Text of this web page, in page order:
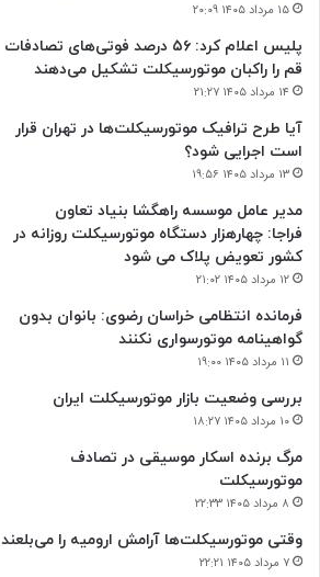
۱۵ مرداد ۱۴۰۵ ۲۰:۰۹
پلیس اعلام کرد: ۵۶ درصد فوتی‌های تصادفات
قم را راکبان موتورسیکلت تشکیل می‌دهند
۱۴ مرداد ۱۴۰۵ ۲۱:۲۷
آیا طرح ترافیک موتورسیکلت‌ها در تهران قرار
است اجرایی شود؟
۱۳ مرداد ۱۴۰۵ ۱۹:۵۶
مدیر عامل موسسه راهگشا بنیاد تعاون
فراجا: چهارهزار دستگاه موتورسیکلت روزانه در
کشور تعویض پلاک می شود
۱۲ مرداد ۱۴۰۵ ۲۱:۰۲
فرمانده انتظامی خراسان رضوی: بانوان بدون
گواهینامه موتورسواری نکنند
۱۱ مرداد ۱۴۰۵ ۱۹:۰۰
بررسی وضعیت بازار موتورسیکلت ایران
۱۰ مرداد ۱۴۰۵ ۱۸:۲۷
مرگ برنده اسکار موسیقی در تصادف
موتورسیکلت
۸ مرداد ۱۴۰۵ ۲۲:۳۳
وقتی موتورسیکلت‌ها آرامش ارومیه را می‌بلعند
۷ مرداد ۱۴۰۵ ۲۲:۲۱